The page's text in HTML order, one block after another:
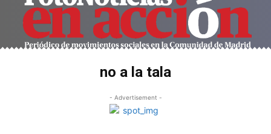
no a la tala
- Advertisement -